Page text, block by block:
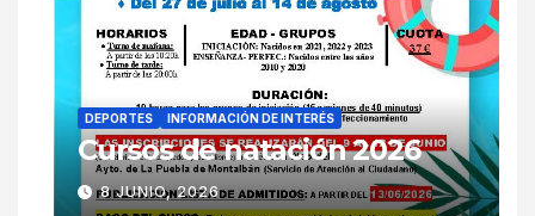
DEPORTES INFORMACIÓN DE INTERÉS
Cursos de natación 2026
8 JUNIO, 2026